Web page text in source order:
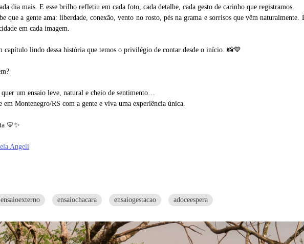
dia mais. E esse brilho refletiu em cada foto, cada detalhe, cada gesto de carinho que registramos.
que a gente ama: liberdade, conexão, vento no rosto, pés na grama e sorrisos que vêm
em cada imagem.
capítulo lindo dessa história que temos o privilégio de contar desde o início. 📸💙
quer um ensaio leve, natural e cheio de sentimento…
em Montenegro/RS com a gente e viva uma experiência única.
💛✨
Angeli
ensaioexterno ensaiochacara ensaiogestacao adoceespera